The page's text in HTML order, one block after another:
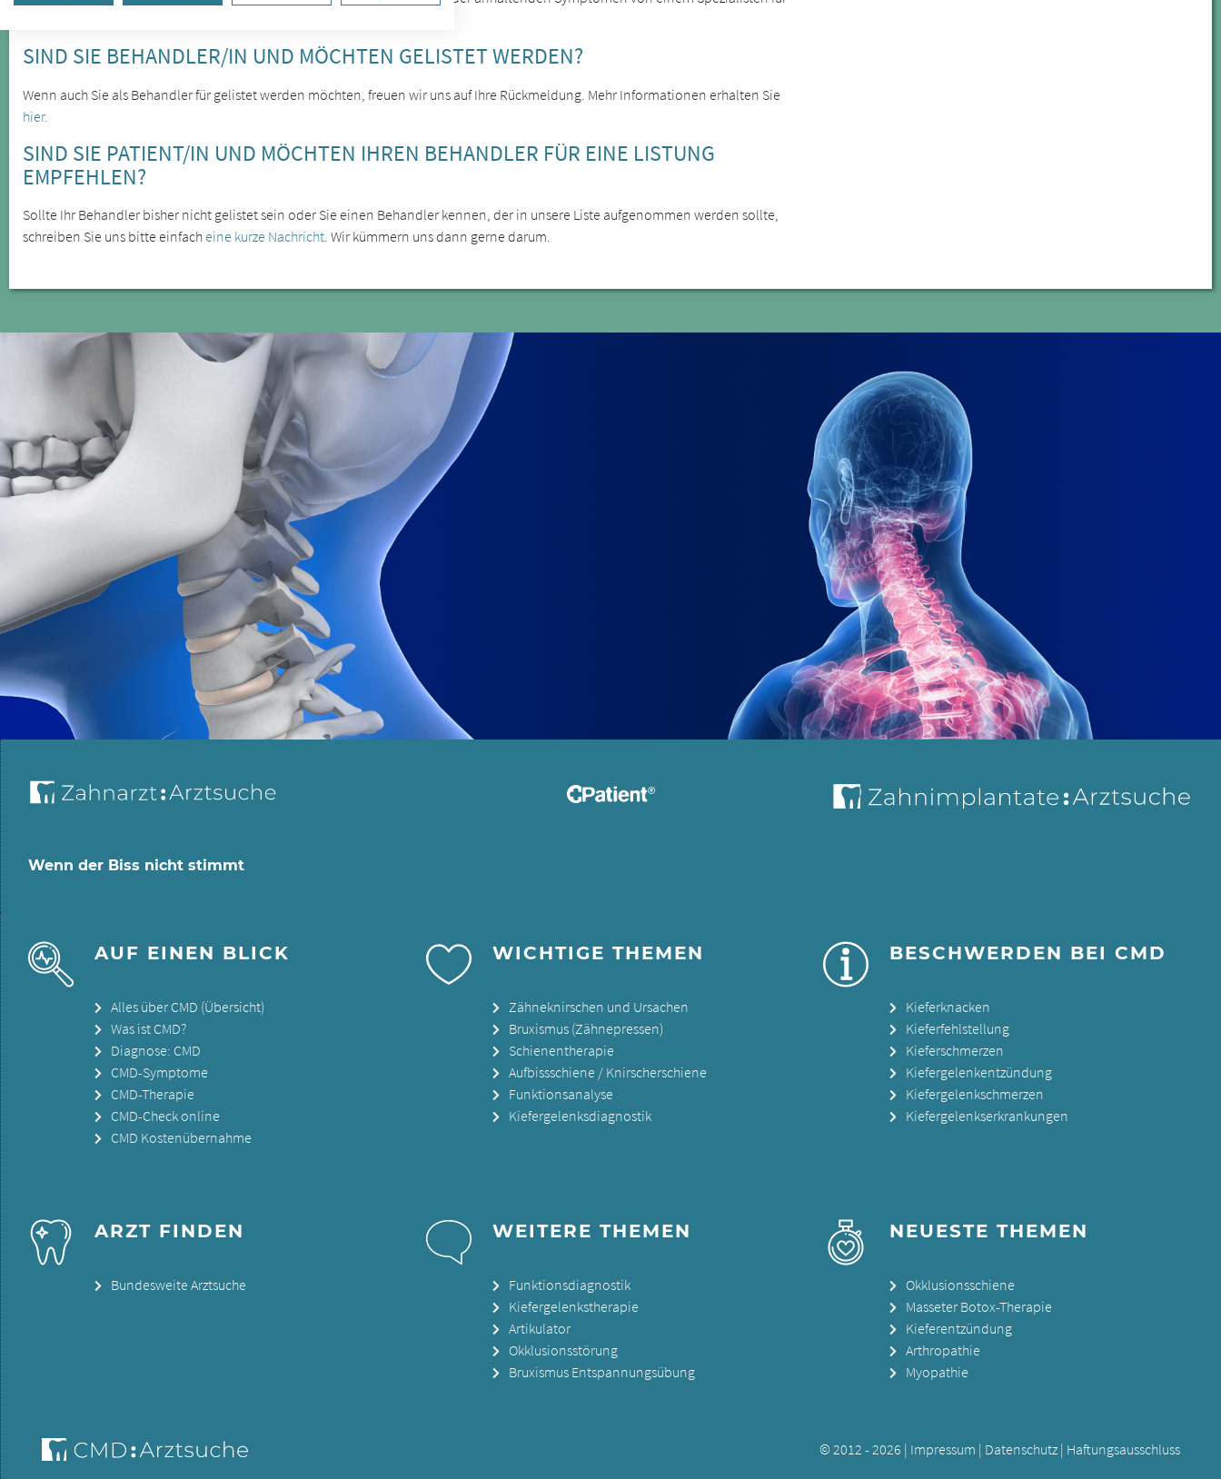
SIND SIE BEHANDLER/IN UND MÖCHTEN GELISTET WERDEN?
Wenn auch Sie als Behandler für gelistet werden möchten, freuen wir uns auf Ihre Rückmeldung. Mehr Informationen erhalten Sie
hier.
SIND SIE PATIENT/IN UND MÖCHTEN IHREN BEHANDLER FÜR EINE LISTUNG
EMPFEHLEN?
Sollte Ihr Behandler bisher nicht gelistet sein oder Sie einen Behandler kennen, der in unsere Liste aufgenommen werden sollte,
schreiben Sie uns bitte einfacheine kurze Nachricht . Wir kümmern uns dann gerne darum.
Wenn der Biss nicht stimmt
AUF EINEN BLICK
Alles über CMD (Übersicht)
Was ist CMD?
Diagnose: CMD
CMD-Symptome
CMD-Therapie
CMD-Check online
CMD Kostenübernahme
WICHTIGE THEMEN
Zähneknirschen und Ursachen
Bruxismus (Zähnepressen)
Schienentherapie
Aufbissschiene / Knirscherschiene
Funktionsanalyse
Kiefergelenksdiagnostik
BESCHWERDEN BEI CMD
Kieferknacken
Kieferfehlstellung
Kieferschmerzen
Kiefergelenkentzündung
Kiefergelenkschmerzen
Kiefergelenkserkrankungen
ARZT FINDEN
Bundesweite Arztsuche
WEITERE THEMEN
Funktionsdiagnostik
Kiefergelenkstherapie
Artikulator
Okklusionsstörung
Bruxismus Entspannungsübung
NEUESTE THEMEN
Okklusionsschiene
Masseter Botox-Therapie
Kieferentzündung
Arthropathie
Myopathie
© 2012 - 2026 | Impressum | Datenschutz| Haftungsausschluss